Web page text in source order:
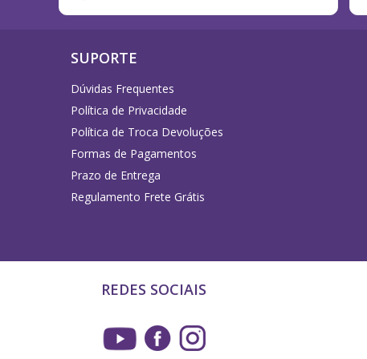
SUPORTE
Dúvidas Frequentes
Política de Privacidade
Política de Troca Devoluções
Formas de Pagamentos
Prazo de Entrega
Regulamento Frete Grátis
REDES SOCIAIS